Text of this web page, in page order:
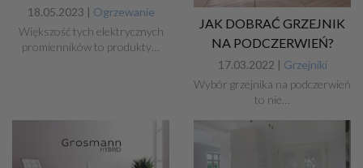
18.05.2023 | Ogrzewanie
Większość tych elektrycznych
promienników to produkty…
JAK DOBRAĆ GRZEJNIK
NA PODCZERWIEŃ?
17.03.2022 | Grzejniki
Wybór grzejnika na podczerwień
to nie…